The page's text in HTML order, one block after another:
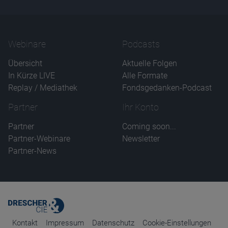
Webinare
Übersicht
In Kürze LIVE
Replay / Mediathek
Podcasts
Aktuelle Folgen
Alle Formate
Fondsgedanken-Podcast
Partner
Partner
Partner-Webinare
Partner-News
Ihr Konto
Coming soon...
Newsletter
Kontakt Impressum Datenschutz Cookie-Einstellungen